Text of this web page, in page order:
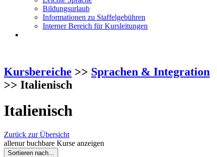
Bildungsurlaub
Informationen zu Staffelgebühren
Interner Bereich für Kursleitungen
Kursbereiche >> Sprachen & Integration
>> Italienisch
Italienisch
Zurück zur Übersicht
allenur buchbare Kurse anzeigen
Sortieren nach...